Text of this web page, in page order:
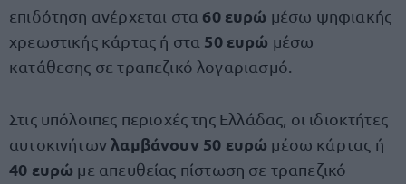
επιδότηση ανέρχεται στα 60 ευρώ μέσω ψηφιακής
χρεωστικής κάρτας ή στα 50 ευρώ μέσω
κατάθεσης σε τραπεζικό λογαριασμό.
Στις υπόλοιπες περιοχές της Ελλάδας, οι ιδιοκτήτες
αυτοκινήτωνλαμβάνουν 50 ευρώ μέσω κάρτας ή
40 ευρώ με απευθείας πίστωση σε τραπεζικό